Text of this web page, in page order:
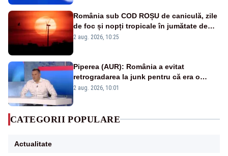
România sub COD ROȘU de caniculă, zile
de foc și nopți tropicale în jumătate de
țară
2 aug. 2026, 10:25
Piperea (AUR): România a evitat
retrogradarea la junk pentru că era o
catastrofă pentru bănci și fondurile de
2 aug. 2026, 10:01
CATEGORII POPULARE
Actualitate